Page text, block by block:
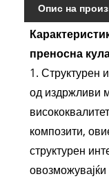
Опис на
преносна
1. Структурен
од издржливи
композити,
структурен